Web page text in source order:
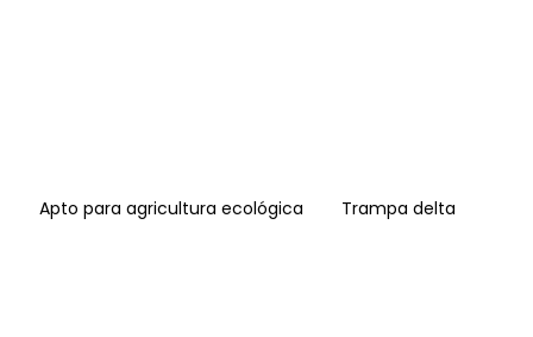
Apto para agricultura ecológica Trampa delta